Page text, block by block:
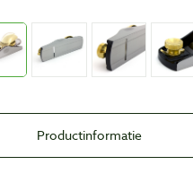
Productinformatie